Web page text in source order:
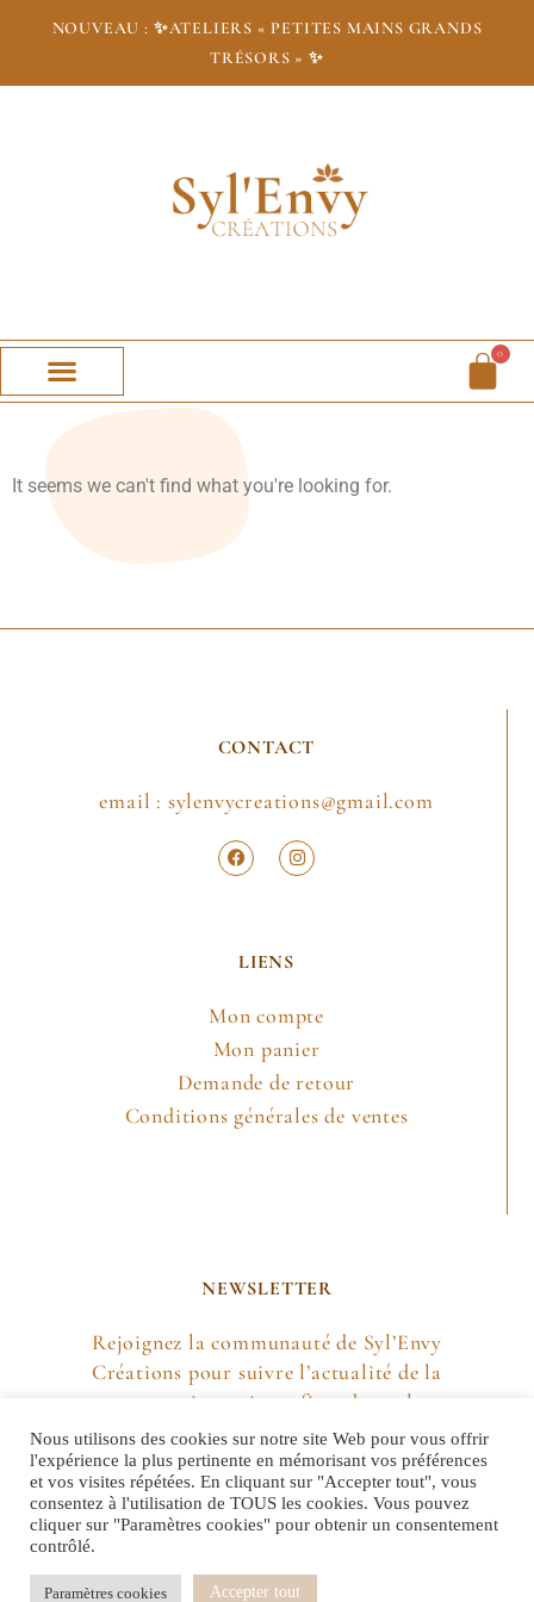
NOUVEAU : ✨ATELIERS « PETITES MAINS GRANDS
TRÉSORS » ✨
0
It seems we can't find what you're looking for.
CONTACT
email : sylenvycreations@gmail.com
LIENS
Mon compte
Mon panier
Demande de retour
Conditions générales de ventes
NEWSLETTER
Rejoignez la communauté de Syl’Envy
Créations pour suivre l’actualité de la
marque, mais aussi profiter de quelques
petites surprises !
M'INSCRIRE
Nous utilisons des cookies sur notre site Web pour vous offrir
l'expérience la plus pertinente en mémorisant vos préférences
et vos visites répétées. En cliquant sur "Accepter tout", vous
consentez à l'utilisation de TOUS les cookies. Vous pouvez
cliquer sur "Paramètres cookies" pour obtenir un consentement
contrôlé.
Paramètres cookies Accepter tout